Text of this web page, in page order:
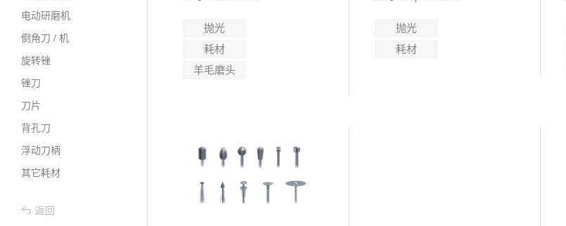
电动研磨机
倒角刀 / 机
旋转锉
锉刀
刀片
背孔刀
浮动刀柄
其它耗材
返回
抛光
耗材
羊毛磨头
抛光
耗材